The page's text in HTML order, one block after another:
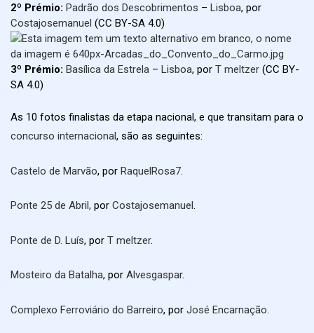
2º Prémio: Padrão dos Descobrimentos – Lisboa, por
Costajosemanuel (CC BY-SA 4.0)
3º Prémio: Basílica da Estrela – Lisboa, por T meltzer (CC BY-
SA 4.0)
As 10 fotos finalistas da etapa nacional, e que transitam para o
concurso internacional, são as seguintes:
Castelo de Marvão, por RaquelRosa7.
Ponte 25 de Abril, por Costajosemanuel .
Ponte de D. Luís, por T meltzer.
Mosteiro da Batalha, por Alvesgaspar.
Complexo Ferroviário do Barreiro, por José Encarnação.